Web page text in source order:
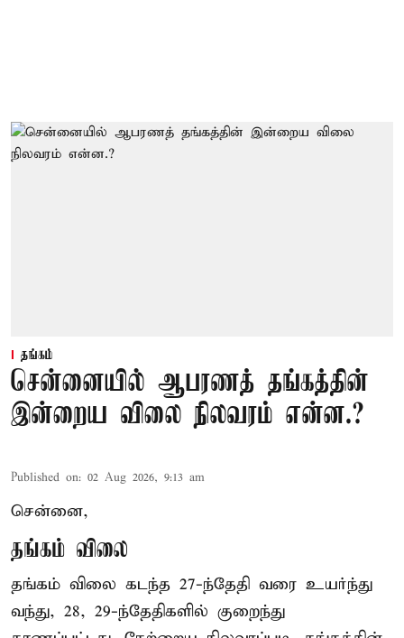
தங்கம்
சென்னையில் ஆபரணத் தங்கத்தின்
இன்றைய விலை நிலவரம் என்ன.?
Published on: 02 Aug 2026, 9:13 am
சென்னை,
தங்கம் விலை
தங்கம் விலை கடந்த 27-ந்தேதி வரை உயர்ந்து
வந்து, 28, 29-ந்தேதிகளில் குறைந்து